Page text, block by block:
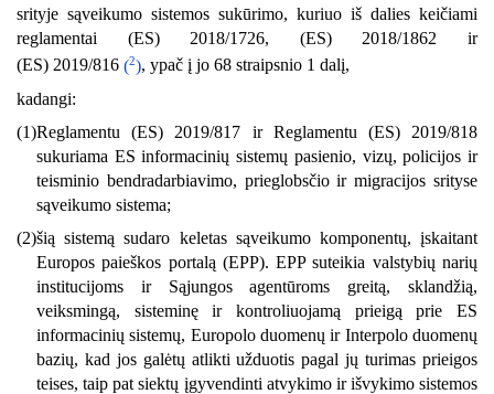
srityje sąveikumo sistemos sukūrimo, kuriuo iš dalies keičiami
reglamentai (ES) 2018/1726, (ES) 2018/1862 ir
(ES) 2019/816 (2), ypač į jo 68 straipsnio 1 dalį,
kadangi:
(1)Reglamentu (ES) 2019/817 ir Reglamentu (ES) 2019/818
sukuriama ES informacinių sistemų pasienio, vizų, policijos ir
teisminio bendradarbiavimo, prieglobsčio ir migracijos srityse
sąveikumo sistema;
(2)šią sistemą sudaro keletas sąveikumo komponentų, įskaitant
Europos paieškos portalą (EPP). EPP suteikia valstybių narių
institucijoms ir Sąjungos agentūroms greitą, sklandžią,
veiksmingą, sisteminę ir kontroliuojamą prieigą prie ES
informacinių sistemų, Europolo duomenų ir Interpolo duomenų
bazių, kad jos galėtų atlikti užduotis pagal jų turimas prieigos
teises, taip pat siektų įgyvendinti atvykimo ir išvykimo sistemos